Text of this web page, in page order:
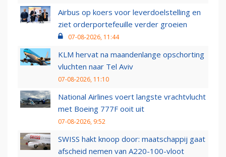
Airbus op koers voor leverdoelstelling en
ziet orderportefeuille verder groeien
07-08-2026, 11:44
KLM hervat na maandenlange opschorting
vluchten naar Tel Aviv
07-08-2026, 11:10
National Airlines voert langste vrachtvlucht
met Boeing 777F ooit uit
07-08-2026, 9:52
SWISS hakt knoop door: maatschappij gaat
afscheid nemen van A220-100-vloot